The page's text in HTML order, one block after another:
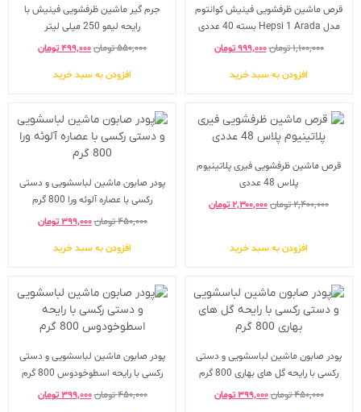
قرص ماشین ظرفشویی فینیش کوانتوم
مدل Hepsi 1 Arada بسته 40 عددی
۱,۱۰۰,۰۰۰تومان۹۹۹,۰۰۰ تومان
افزودن به سبد خرید
جرم گیر ماشین ظرفشویی فینیش با
رایحه لیمو 250 میلی لیتر
۵۵۰,۰۰۰تومان۴۹۹,۰۰۰تومان
افزودن به سبد خرید
قرص ماشین ظرفشویی فیری پلاتینیوم
پلاس 48 عددی
۲,۴۰۰,۰۰۰تومان۲,۳۰۰,۰۰۰تومان
افزودن به سبد خرید
پودر صابون ماشین لباسشویی و دستی
رکسی با عصاره آلوئه ورا 800 گرم
۴۵۰,۰۰۰تومان۳۹۹,۰۰۰ تومان
افزودن به سبد خرید
پودر صابون ماشین لباسشویی و دستی
رکسی با رایحه گل های بهاری 800 گرم
۴۵۰,۰۰۰تومان۳۹۹,۰۰۰ تومان
پودر صابون ماشین لباسشویی و دستی
رکسی با رایحه اسطوخودوس 800 گرم
۴۵۰,۰۰۰تومان۳۹۹,۰۰۰ تومان